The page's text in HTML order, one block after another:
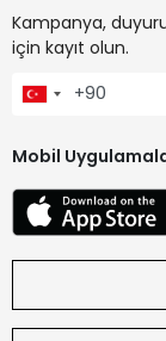
Kampanya,
için kayıt olun.
Mobil